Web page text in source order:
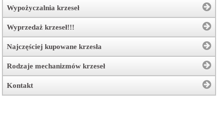
Wypożyczalnia krzeseł
Wyprzedaż krzeseł!!!
Najczęściej kupowane krzesła
Rodzaje mechanizmów krzeseł
Kontakt